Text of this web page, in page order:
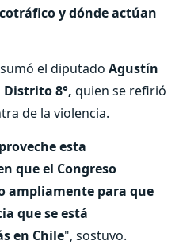
y dónde actúan
el diputado Agustín
Distrito 8°, quien se refirió
de la violencia.
esta
que el Congreso
ampliamente para que
que se está
en Chile", sostuvo.